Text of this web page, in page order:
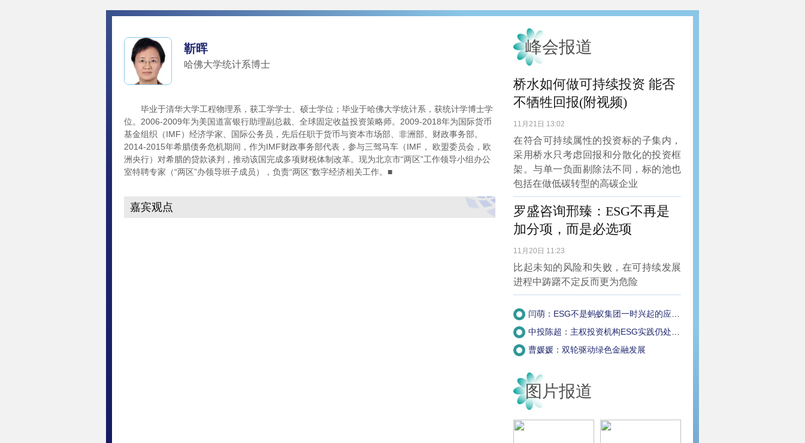
靳晖
哈佛大学统计系博士
毕业于清华大学工程物理系，获工学学士、硕士学位；毕业于哈佛大学统计系，获统计学博士学
位。2006-2009年为美国道富银行助理副总裁、全球固定收益投资策略师。2009-2018年为国际货币
基金组织（IMF）经济学家、国际公务员，先后任职于货币与资本市场部、非洲部、财政事务部。
2014-2015年希腊债务危机期间，作为IMF财政事务部代表，参与三驾马车（IMF， 欧盟委员会，欧
洲央行）对希腊的贷款谈判，推动该国完成多项财税体制改革。现为北京市“两区”工作领导小组办公
室特聘专家（“两区”办领导班子成员），负责“两区”数字经济相关工作。■
嘉宾观点
峰会报道
桥水如何做可持续投资 能否
不牺牲回报(附视频)
11月21日 13:02
在符合可持续属性的投资标的子集内，
采用桥水只考虑回报和分散化的投资框
架。与单一负面剔除法不同，标的池也
包括在做低碳转型的高碳企业
罗盛咨询邢臻：ESG不再是
加分项，而是必选项
11月20日 11:23
比起未知的风险和失败，在可持续发展
进程中踌躇不定反而更为危险
闫萌：ESG不是蚂蚁集团一时兴起的应景之举
中投陈超：主权投资机构ESG实践仍处早期
曹媛媛：双轮驱动绿色金融发展
图片报道